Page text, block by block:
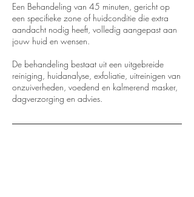
Een Behandeling van 45 minuten, gericht op
een specifieke zone of huidconditie die extra
aandacht nodig heeft, volledig aangepast aan
jouw huid en wensen.
De behandeling bestaat uit een uitgebreide
reiniging, huidanalyse, exfoliatie, uitreinigen van
onzuiverheden, voedend en kalmerend masker,
dagverzorging en advies.